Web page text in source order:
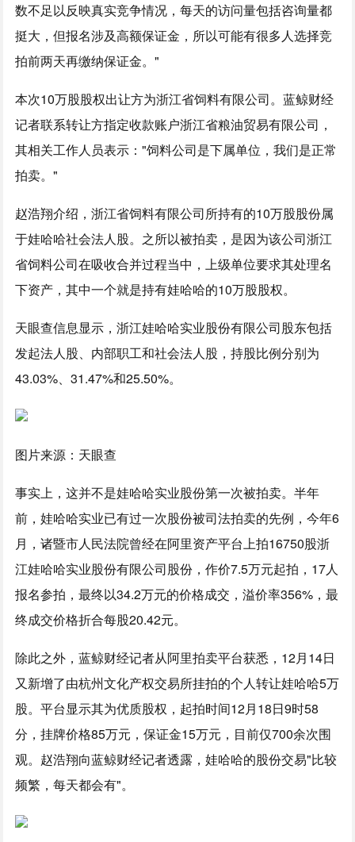
数不足以反映真实竞争情况，每天的访问量包括咨询量都
挺大，但报名涉及高额保证金，所以可能有很多人选择竞
拍前两天再缴纳保证金。"
本次10万股股权出让方为浙江省饲料有限公司。蓝鲸财经
记者联系转让方指定收款账户浙江省粮油贸易有限公司，
其相关工作人员表示："饲料公司是下属单位，我们是正常
拍卖。"
赵浩翔介绍，浙江省饲料有限公司所持有的10万股股份属
于娃哈哈社会法人股。之所以被拍卖，是因为该公司浙江
省饲料公司在吸收合并过程当中，上级单位要求其处理名
下资产，其中一个就是持有娃哈哈的10万股股权。
天眼查信息显示，浙江娃哈哈实业股份有限公司股东包括
发起法人股、内部职工和社会法人股，持股比例分别为
43.03%、31.47%和25.50%。
图片来源：天眼查
事实上，这并不是娃哈哈实业股份第一次被拍卖。半年
前，娃哈哈实业已有过一次股份被司法拍卖的先例，今年6
月，诸暨市人民法院曾经在阿里资产平台上拍16750股浙
江娃哈哈实业股份有限公司股份，作价7.5万元起拍，17人
报名参拍，最终以34.2万元的价格成交，溢价率356%，最
终成交价格折合每股20.42元。
除此之外，蓝鲸财经记者从阿里拍卖平台获悉，12月14日
又新增了由杭州文化产权交易所挂拍的个人转让娃哈哈5万
股。平台显示其为优质股权，起拍时间12月18日9时58
分，挂牌价格85万元，保证金15万元，目前仅700余次围
观。赵浩翔向蓝鲸财经记者透露，娃哈哈的股份交易"比较
频繁，每天都会有"。